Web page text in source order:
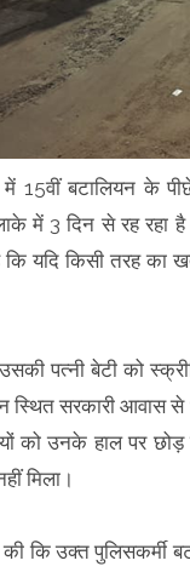
में 15वीं बटालियन के
में 3 दिन से रह रहा
यदि किसी तरह का
उसकी पत्नी बेटी को
स्थित सरकारी आवास से
को उनके हाल पर छोड़
मिला।
कि उक्त पुलिसकर्मी